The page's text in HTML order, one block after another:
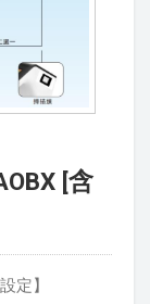
[含
定】